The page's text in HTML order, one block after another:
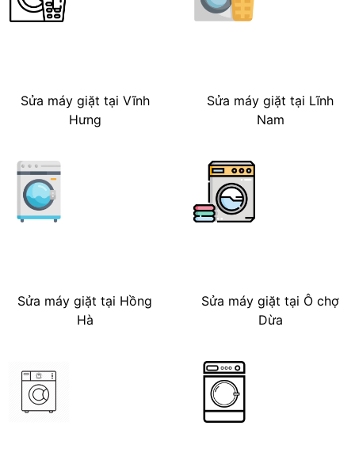
Sửa máy giặt tại Vĩnh
Hưng
Sửa máy giặt tại Lĩnh
Nam
Sửa máy giặt tại Hồng
Hà
Sửa máy giặt tại Ô chợ
Dừa